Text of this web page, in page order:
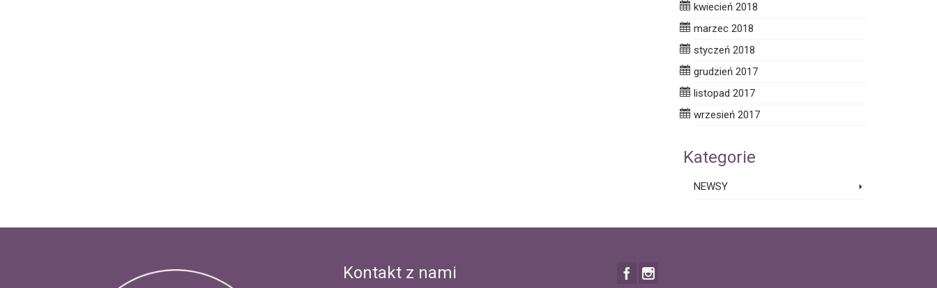
kwiecień 2018
marzec 2018
styczeń 2018
grudzień 2017
listopad 2017
wrzesień 2017
Kategorie
NEWSY
Kontakt z nami